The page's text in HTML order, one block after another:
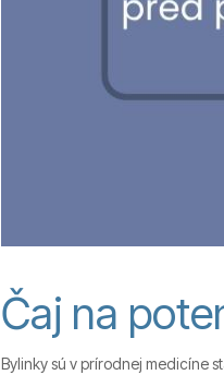
Čaj na
Bylinky sú v prírodnej medicíne